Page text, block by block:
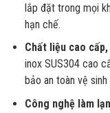
lắp đặt trong mọi
hạn chế.
Chất liệu cao
inox SUS304 cao
bảo an toàn vệ
Công nghệ làm